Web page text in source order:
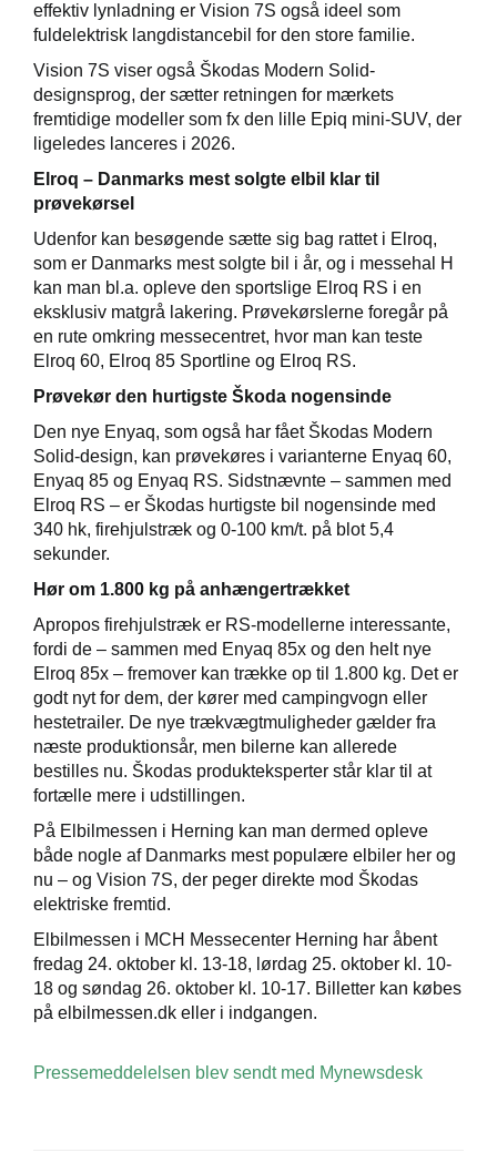
effektiv lynladning er Vision 7S også ideel som
fuldelektrisk langdistancebil for den store familie.
Vision 7S viser også Škodas Modern Solid-
designsprog, der sætter retningen for mærkets
fremtidige modeller som fx den lille Epiq mini-SUV, der
ligeledes lanceres i 2026.
Elroq – Danmarks mest solgte elbil klar til
prøvekørsel
Udenfor kan besøgende sætte sig bag rattet i Elroq,
som er Danmarks mest solgte bil i år, og i messehal H
kan man bl.a. opleve den sportslige Elroq RS i en
eksklusiv matgrå lakering. Prøvekørslerne foregår på
en rute omkring messecentret, hvor man kan teste
Elroq 60, Elroq 85 Sportline og Elroq RS.
Prøvekør den hurtigste Škoda nogensinde
Den nye Enyaq, som også har fået Škodas Modern
Solid-design, kan prøvekøres i varianterne Enyaq 60,
Enyaq 85 og Enyaq RS. Sidstnævnte – sammen med
Elroq RS – er Škodas hurtigste bil nogensinde med
340 hk, firehjulstræk og 0-100 km/t. på blot 5,4
sekunder.
Hør om 1.800 kg på anhængertrækket
Apropos firehjulstræk er RS-modellerne interessante,
fordi de – sammen med Enyaq 85x og den helt nye
Elroq 85x – fremover kan trække op til 1.800 kg. Det er
godt nyt for dem, der kører med campingvogn eller
hestetrailer. De nye trækvægtmuligheder gælder fra
næste produktionsår, men bilerne kan allerede
bestilles nu. Škodas produkteksperter står klar til at
fortælle mere i udstillingen.
På Elbilmessen i Herning kan man dermed opleve
både nogle af Danmarks mest populære elbiler her og
nu – og Vision 7S, der peger direkte mod Škodas
elektriske fremtid.
Elbilmessen i MCH Messecenter Herning har åbent
fredag 24. oktober kl. 13-18, lørdag 25. oktober kl. 10-
18 og søndag 26. oktober kl. 10-17. Billetter kan købes
på elbilmessen.dk eller i indgangen.
Pressemeddelelsen blev sendt med Mynewsdesk